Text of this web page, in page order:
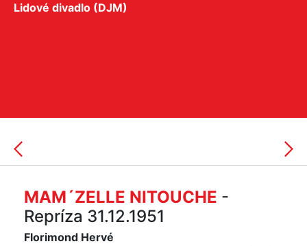
Lidové divadlo (DJM)
MAM´ZELLE NITOUCHE -
Repríza 31.12.1951
Florimond Hervé